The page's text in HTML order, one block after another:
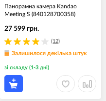
Панорамна камера Kandao
Meeting S (840128700358)
(12)
27 599 грн.
Залишилося декілька штук
зі складу (1-3 дні)